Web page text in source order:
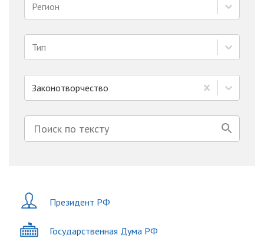
Регион
Тип
Законотворчество
Президент РФ
Государственная Дума РФ